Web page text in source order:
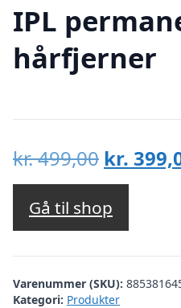
IPL
hårfjerner
kr.499,00 Den
pris
var:
kr.
kr.
Gå til shop
Varenummer (SKU):
Kategori: Produkter